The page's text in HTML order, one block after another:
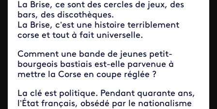
La Brise, ce sont des cercles de jeux, des
bars, des discothèques.
La Brise, c’est une histoire terriblement
corse et tout à fait universelle.
Comment une bande de jeunes petit-
bourgeois bastiais est-elle parvenue à
mettre la Corse en coupe réglée ?
La clé est politique. Pendant quarante ans,
l’État français, obsédé par le nationalisme